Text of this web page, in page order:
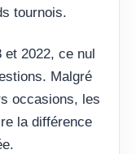
tournois.
et 2022, ce nul
Malgré
occasions, les
la différence